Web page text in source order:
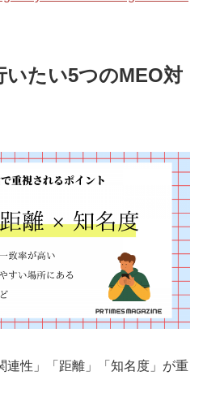
いたい5つのMEO対
連性」「距離」「知名度」が重